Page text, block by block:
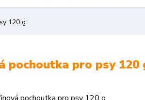
120 g
pochoutka pro psy 120